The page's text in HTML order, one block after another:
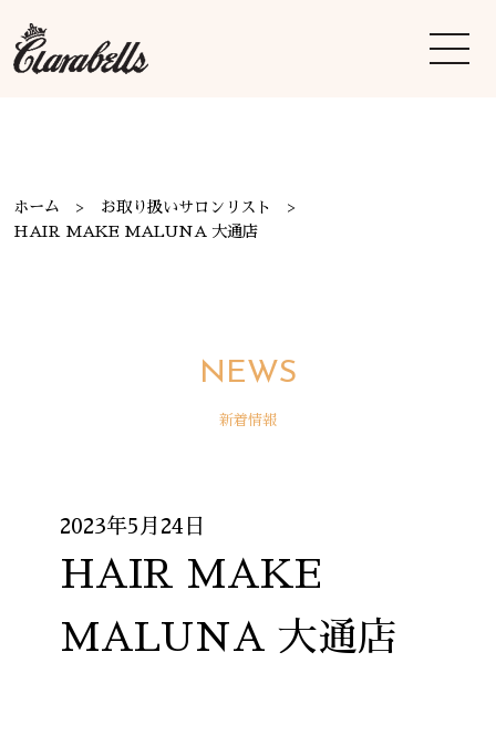
ホーム
お取り扱いサロンリスト
HAIR MAKE MALUNA 大通店
NEWS
新着情報
2023年5月24日
HAIR MAKE
MALUNA 大通店